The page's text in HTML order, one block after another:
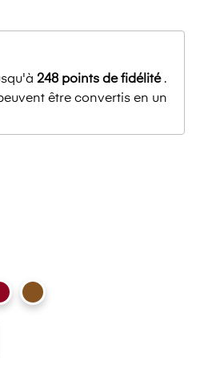
248 points de fidélité.
être convertis en un